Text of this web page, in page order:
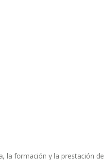
la formación y la prestación de